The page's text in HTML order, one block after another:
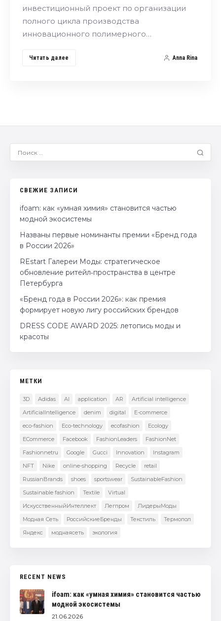
инвестиционный проект по организации
полного цикла производства
инновационного полимерного…
Читать далее Anna Rina
СВЕЖИЕ ЗАПИСИ
ifoam: как «умная химия» становится частью
модной экосистемы
Названы первые номинанты премии «Бренд года
в России 2026»
REstart Галереи Моды: стратегическое
обновление ритейл‑пространства в центре
Петербурга
«Бренд года в России 2026»: как премия
формирует новую лигу российских брендов
DRESS CODE AWARD 2025: летопись моды и
красоты
МЕТКИ
3D Adidas AI application AR
Artificial intelligence
ArtificialIntelligence
denim digital
E-commerce
eco-fashion
Eco-technology ecofashion
Ecology
ECommerce
Facebook FashionLeaders
FashionNet
Fashionnetru
Google Gucci Innovation
Instagram
NFT
Nike online-shopping Recycle
retail
RussianBrands
shoes sportswear
SustainableFashion
Sustainable fashion
Textile
Virtual
ИскусственныйИнтеллект
Легпром
ЛидерыМоды
Модная Сеть
РоссийскиеБренды Текстиль
Термопол
Яндекс
моднаясеть экология
RECENT NEWS
ifoam: как «умная химия» становится частью
модной экосистемы
21.06.2026